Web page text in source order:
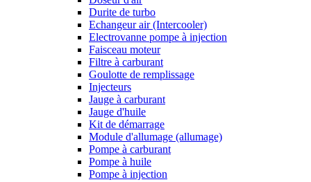
Durite de turbo
Echangeur air (Intercooler)
Electrovanne pompe à injection
Faisceau moteur
Filtre à carburant
Goulotte de remplissage
Injecteurs
Jauge à carburant
Jauge d'huile
Kit de démarrage
Module d'allumage (allumage)
Pompe à carburant
Pompe à huile
Pompe à injection